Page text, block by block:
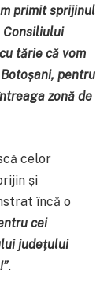
m primit sprijinul
tărie că vom
pentru
zonă de
celor
și
încă o
cei
județului
”.